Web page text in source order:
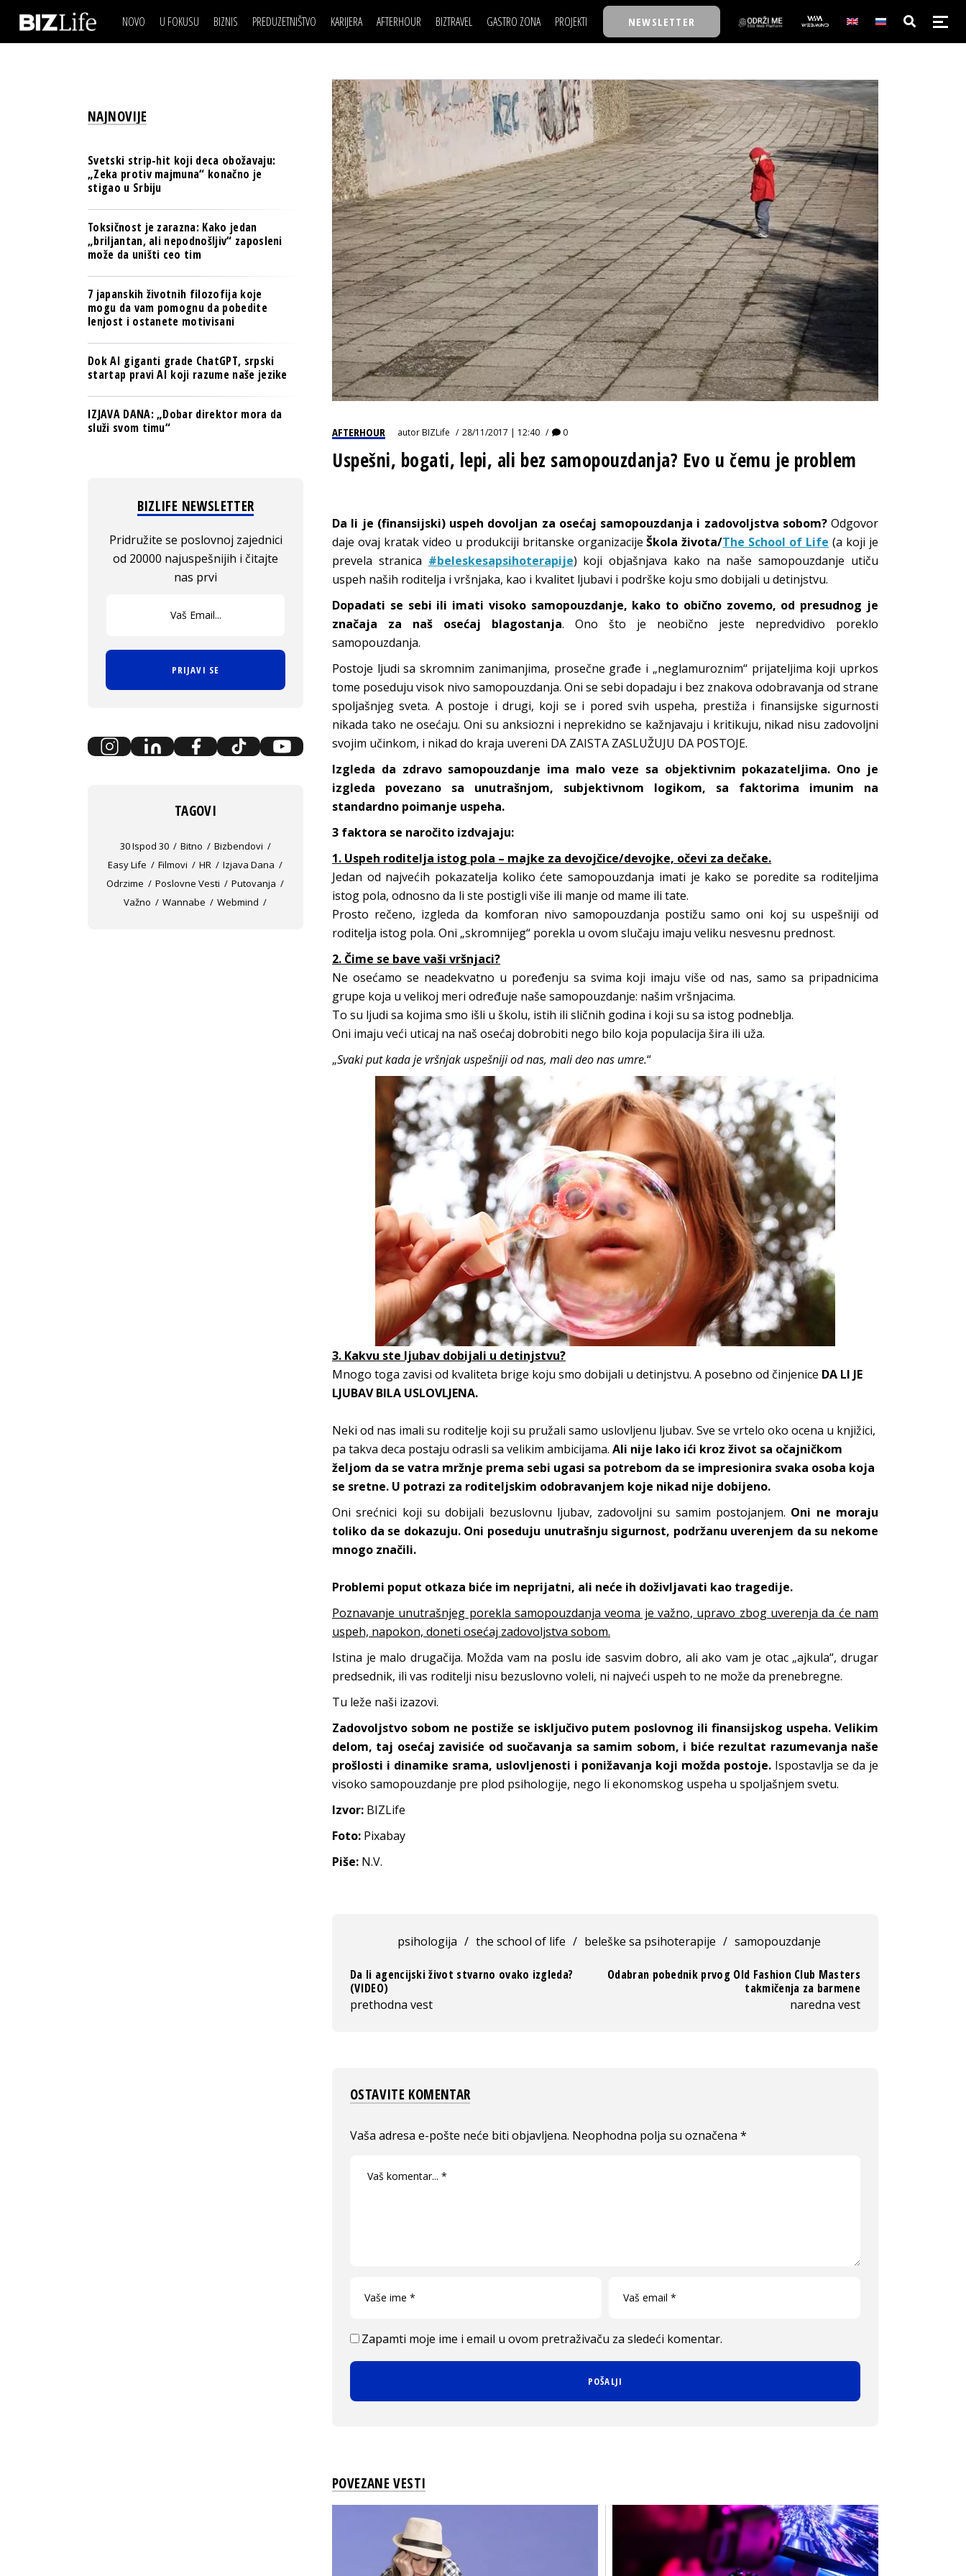
NOVO U FOKUSU BIZNIS
BREND I KOMUNIKACIJE
BANKE
TECH I AI
BIZNIS & SPORT
PULS REGIONA
NOVO NA RAFU
PREDUZETNIŠTVO KARIJERA
LJUDI (HR)
MOJ UGAO
USAVRŠAVANJE
KNOW-HOW
AFTERHOUR
KNJIGE
AUTO SVET
BIZTRAVEL GASTRO ZONA PROJEKTI
TASTY TALKS
30 ISPOD 30
BACK TO OFFICE/SCHOOL
BIZBENDOVI
BIZKOLEGIJUM
BMW BIZNIS LIGA
BIZLIFE WEEK
IZJAVA GODINE
NEWSLETTER
IZJAVA DANABIZNIS SCENA
BREND I KOMUNIKACIJE
OSIGURANJE
TECH I AI
PULS REGIONA
POSAO
MOJ UGAO
USAVRŠAVANJE
KNOW-HOW
FILM I SCENA
AUTO SVET
STIL
WELLBEING
NAJKOLEGA
30 ISPOD 30
BACK TO OFFICE/SCHOOL
BIZBENDOVI
BIZKOLEGIJUM
BMW BIZNIS LIGA
BIZLIFE WEEK
IZJAVA GODINE
AFTERHOUR autorBIZLife 28/11/2017 | 12:40 0
Uspešni, bogati, lepi, ali bez samopouzdanja? Evo u čemu je problem
Da li je (finansijski) uspeh dovoljan za osećaj samopouzdanja i zadovoljstva sobom?Odgovor
daje ovaj kratak video u produkciji britanske organizacijeŠkola života/The School of Life (a koji je
prevela stranica #‎beleskesapsihoterapije)‬ koji objašnjava kako na naše samopouzdanje utiču
uspeh naših roditelja i vršnjaka, kao i kvalitet ljubavi i podrške koju smo dobijali u detinjstvu.
Dopadati se sebi ili imati visoko samopouzdanje, kako to obično zovemo, od presudnog je
značaja za naš osećaj blagostanja. Ono što je neobično jeste nepredvidivo poreklo
samopouzdanja.
Postoje ljudi sa skromnim zanimanjima, prosečne građe i „neglamuroznim“ prijateljima koji uprkos
tome poseduju visok nivo samopouzdanja. Oni se sebi dopadaju i bez znakova odobravanja od strane
spoljašnjeg sveta. A postoje i drugi, koji se i pored svih uspeha, prestiža i finansijske sigurnosti
nikada tako ne osećaju. Oni su anksiozni i neprekidno se kažnjavaju i kritikuju, nikad nisu zadovoljni
svojim učinkom, i nikad do kraja uvereni DA ZAISTA ZASLUŽUJU DA POSTOJE.
Izgleda da zdravo samopouzdanje ima malo veze sa objektivnim pokazateljima. Ono je
izgleda povezano sa unutrašnjom, subjektivnom logikom, sa faktorima imunim na
standardno poimanje uspeha.
3 faktora se naročito izdvajaju:
1. Uspeh roditelja istog pola – majke za devojčice/devojke, očevi za dečake.
Jedan od najvećih pokazatelja koliko ćete samopouzdanja imati je kako se poredite sa roditeljima
istog pola, odnosno da li ste postigli više ili manje od mame ili tate.
Prosto rečeno, izgleda da komforan nivo samopouzdanja postižu samo oni koj su uspešniji od
roditelja istog pola. Oni „skromnijeg“ porekla u ovom slučaju imaju veliku nesvesnu prednost.
2. Čime se bave vaši vršnjaci?
Ne osećamo se neadekvatno u poređenju sa svima koji imaju više od nas, samo sa pripadnicima
grupe koja u velikoj meri određuje naše samopouzdanje: našim vršnjacima.
To su ljudi sa kojima smo išli u školu, istih ili sličnih godina i koji su sa istog podneblja.
Oni imaju veći uticaj na naš osećaj dobrobiti nego bilo koja populacija šira ili uža.
„Svaki put kada je vršnjak uspešniji od nas, mali deo nas umre.“
3. Kakvu ste ljubav dobijali u detinjstvu?
Mnogo toga zavisi od kvaliteta brige koju smo dobijali u detinjstvu. A posebno od činjenice DA LI JE
LJUBAV BILA USLOVLJENA.
Neki od nas imali su roditelje koji su pružali samo uslovljenu ljubav. Sve se vrtelo oko ocena u knjižici,
pa takva deca postaju odrasli sa velikim ambicijama. Ali nije lako ići kroz život sa očajničkom
željom da se vatra mržnje prema sebi ugasi sa potrebom da se impresionira svaka osoba koja
se sretne. U potrazi za roditeljskim odobravanjem koje nikad nije dobijeno.
Oni srećnici koji su dobijali bezuslovnu ljubav, zadovoljni su samim postojanjem. Oni ne moraju
toliko da se dokazuju. Oni poseduju unutrašnju sigurnost, podržanu uverenjem da su nekome
mnogo značili.
Problemi poput otkaza biće im neprijatni, ali neće ih doživljavati kao tragedije.
Poznavanje unutrašnjeg porekla samopouzdanja veoma je važno, upravo zbog uverenja da će nam
uspeh, napokon, doneti osećaj zadovoljstva sobom.
Istina je malo drugačija. Možda vam na poslu ide sasvim dobro, ali ako vam je otac „ajkula“, drugar
predsednik, ili vas roditelji nisu bezuslovno voleli, ni najveći uspeh to ne može da prenebregne.
Tu leže naši izazovi.
Zadovoljstvo sobom ne postiže se isključivo putem poslovnog ili finansijskog uspeha. Velikim
delom, taj osećaj zavisiće od suočavanja sa samim sobom, i biće rezultat razumevanja naše
prošlosti i dinamike srama, uslovljenosti i ponižavanja koji možda postoje. Ispostavlja se da je
visoko samopouzdanje pre plod psihologije, nego li ekonomskog uspeha u spoljašnjem svetu.
Izvor: BIZLife
Foto: Pixabay
Piše: N.V.
psihologija / the school of life / beleške sa psihoterapije / samopouzdanje
Da li agencijski život stvarno ovako izgleda?
(VIDEO)
prethodna vest
Odabran pobednik prvog Old Fashion Club Masters
takmičenja za barmene
naredna vest
OSTAVITE KOMENTAR
Vaša adresa e-pošte neće biti objavljena. Neophodna polja su označena *
Zapamti moje ime i email u ovom pretraživaču za sledeći komentar.
POVEZANE VESTI
NAJNOVIJE
Svetski strip-hit koji deca obožavaju:
„Zeka protiv majmuna“ konačno je
stigao u Srbiju
Toksičnost je zarazna: Kako jedan
„briljantan, ali nepodnošljiv“ zaposleni
može da uništi ceo tim
7 japanskih životnih filozofija koje
mogu da vam pomognu da pobedite
lenjost i ostanete motivisani
Dok AI giganti grade ChatGPT, srpski
startap pravi AI koji razume naše jezike
IZJAVA DANA: „Dobar direktor mora da
služi svom timu“
BIZLIFE NEWSLETTER
Pridružite se poslovnoj zajednici
od 20000 najuspešnijih i čitajte
nas prvi
PRIJAVI SE
TAGOVI
30 Ispod 30 Bitno
Bizbendovi
Easy Life
Filmovi HR
Izjava Dana
Odrzime
Poslovne Vesti
Putovanja
Važno
Wannabe Webmind